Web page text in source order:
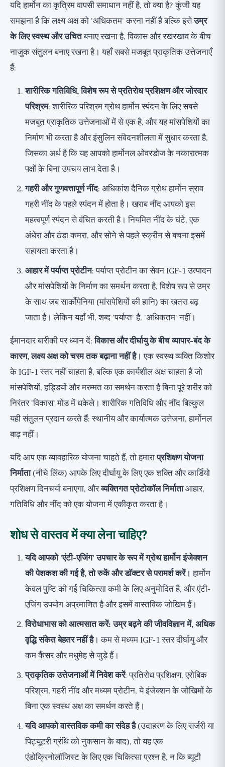
यदि हार्मोन का कृत्रिम वापसी समाधान नहीं है, तो क्या है? कुंजी यह
समझना है कि लक्ष्य अक्ष को 'अधिकतम' करना नहीं है बल्कि इसेउम्र
के लिए स्वस्थ और उचितबनाए रखना है, विकास और रखरखाव के बीच
नाजुक संतुलन बनाए रखना है। यहाँ सबसे मजबूत प्राकृतिक उत्तेजनाएँ
हैं:
शारीरिक गतिविधि, विशेष रूप से प्रतिरोध प्रशिक्षण और जोरदार
परिश्रम: शारीरिक परिश्रम ग्रोथ हार्मोन स्पंदन के लिए सबसे
मजबूत प्राकृतिक उत्तेजनाओं में से एक है, और यह मांसपेशियों का
निर्माण भी करता है और इंसुलिन संवेदनशीलता में सुधार करता है,
जिसका अर्थ है कि यह आपको हार्मोनल ओवरडोज के नकारात्मक
पक्षों के बिना उपचय लाभ देता है।
गहरी और गुणवत्तापूर्ण नींद: अधिकांश दैनिक ग्रोथ हार्मोन स्राव
गहरी नींद के पहले स्पंदन में होता है। खराब नींद आपको इस
महत्वपूर्ण स्पंदन से वंचित करती है। नियमित नींद के घंटे, एक
अंधेरा और ठंडा कमरा, और सोने से पहले स्क्रीन से बचना इसमें
सहायता करता है।
आहार में पर्याप्त प्रोटीन: पर्याप्त प्रोटीन का सेवन IGF-1 उत्पादन
और मांसपेशियों के निर्माण का समर्थन करता है, विशेष रूप से उम्र
के साथ जब सार्कोपेनिया (मांसपेशियों की हानि) का खतरा बढ़
जाता है। लेकिन यहाँ भी, शब्द 'पर्याप्त' है, 'अधिकतम' नहीं।
ईमानदार बारीकी पर ध्यान दें:विकास और दीर्घायु के बीच व्यापार-बंद के
कारण, लक्ष्य अक्ष को चरम तक बढ़ाना नहीं है। एक स्वस्थ व्यक्ति किशोर
के IGF-1 स्तर नहीं चाहता है, बल्कि एक कार्यशील अक्ष चाहता है जो
मांसपेशियों, हड्डियों और मरम्मत का समर्थन करता है बिना पूरे शरीर को
निरंतर 'विकास' मोड में धकेले। शारीरिक गतिविधि और नींद बिल्कुल
यही संतुलन प्रदान करते हैं: स्थानीय और कार्यात्मक उत्तेजना, हार्मोनल
बाढ़ नहीं।
यदि आप एक व्यावहारिक योजना चाहते हैं, तो हमाराप्रशिक्षण योजना
निर्माता(नीचे लिंक) आपके लिए दीर्घायु के लिए एक शक्ति और कार्डियो
प्रशिक्षण दिनचर्या बनाएगा, औरव्यक्तिगत प्रोटोकॉल निर्माताआहार,
गतिविधि और नींद को एक योजना में एकीकृत करता है।
शोध से वास्तव में क्या लेना चाहिए?
यदि आपको 'एंटी-एजिंग' उपचार के रूप में ग्रोथ हार्मोन इंजेक्शन
की पेशकश की गई है, तो रुकें और डॉक्टर से परामर्श करें। हार्मोन
केवल पुष्टि की गई चिकित्सा कमी के लिए अनुमोदित है, और एंटी-
एजिंग उपयोग अप्रमाणित है और इसमें वास्तविक जोखिम हैं।
विरोधाभास को आत्मसात करें: उम्र बढ़ने की जीवविज्ञान में, अधिक
वृद्धि संकेत बेहतर नहीं है। कम से मध्यम IGF-1 स्तर दीर्घायु और
कम कैंसर और मधुमेह से जुड़े हैं।
प्राकृतिक उत्तेजनाओं में निवेश करें: प्रतिरोध प्रशिक्षण, एरोबिक
परिश्रम, गहरी नींद और मध्यम प्रोटीन, ये इंजेक्शन के जोखिमों के
बिना एक स्वस्थ अक्ष का समर्थन करते हैं।
यदि आपको वास्तविक कमी का संदेह है(उदाहरण के लिए सर्जरी या
पिट्यूटरी ग्रंथि को नुकसान के बाद), तो यह एक
एंडोक्रिनोलॉजिस्ट के लिए एक चिकित्सा प्रश्न है, न कि ब्यूटी